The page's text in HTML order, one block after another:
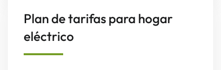
Plan de tarifas para hogar
eléctrico